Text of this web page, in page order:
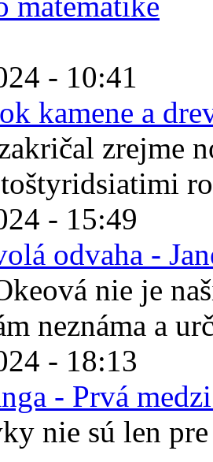
- 10:41
kamene a
zrejme
- 15:49
odvaha -
nie je
neznáma a
- 18:13
- Prvá
nie sú len